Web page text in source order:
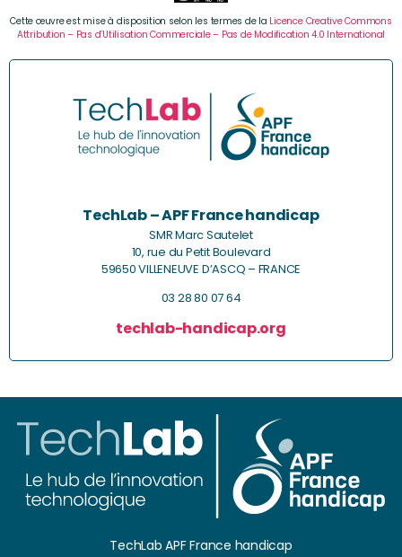
Cette œuvre est mise à disposition selon les termes de la Licence Creative Commons
Attribution – Pas d’Utilisation Commerciale – Pas de Modification 4.0 International
TechLab – APF France handicap
SMR Marc Sautelet
10, rue du Petit Boulevard
59650 VILLENEUVE D’ASCQ – FRANCE
03 28 80 07 64
techlab-handicap.org
TechLab APF France handicap